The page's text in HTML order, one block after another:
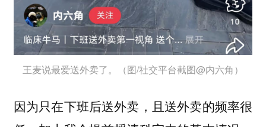
王麦说最爱送外卖了。（图/社交平台截图@内六角）
因为只在下班后送外卖，且送外卖的频率很